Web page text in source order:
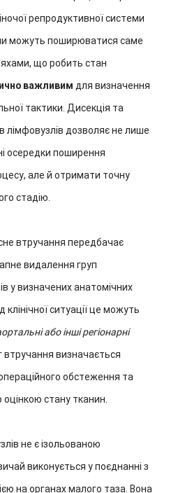
репродуктивної системи
можуть поширюватися саме
що робить стан
важливим для визначення
тактики. Дисекція та
лімфовузлів дозволяє не лише
осередки поширення
але й отримати точну
стадію.
втручання передбачає
видалення груп
у визначених анатомічних
ситуації це можуть
або інші регіонарні
втручання визначається
обстеження та
стану тканин.
не є ізольованою
виконується у поєднанні з
на органах малого таза. Вона